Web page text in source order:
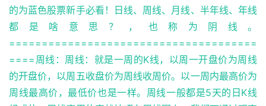
的为蓝色股票新手必看！日线、周线、月线、半年线、年线
都是啥意思？，也称为阴线。
======================================
====周线：周线：就是一周的K线，以周一开盘价为周线
的开盘价，以周五收盘价为周线收周价。以一周内最高价为
周线最高价，最低价也是一样。周线一般都是5天的日K线